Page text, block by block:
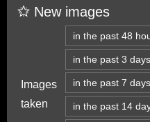
New images
Images
taken
in the past 48
in the past 3 days
in the past 7 days
in the past 14